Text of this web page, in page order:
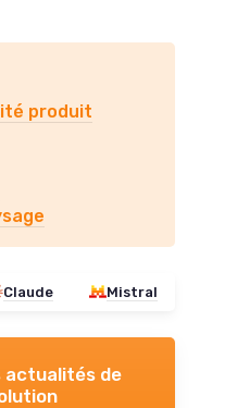
produit
Claude Mistral
actualités de